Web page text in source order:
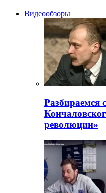
Видеообзоры
Разбираемся
революции»